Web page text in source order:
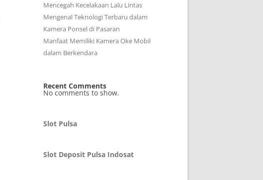
Mencegah Kecelakaan Lalu Lintas
Mengenal Teknologi Terbaru dalam
Kamera Ponsel di Pasaran
Manfaat Memiliki Kamera Oke Mobil
dalam Berkendara
Recent Comments
No comments to show.
Slot Pulsa
Slot Deposit Pulsa Indosat